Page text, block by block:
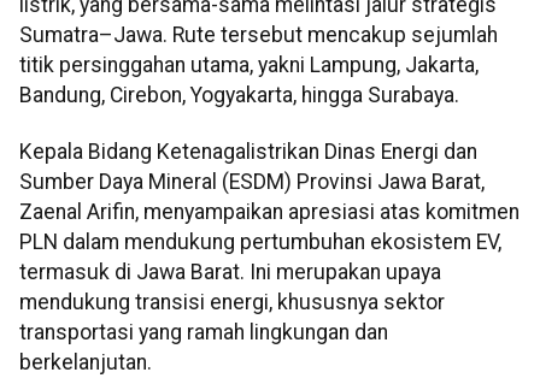
Sumatra–Jawa. Rute tersebut mencakup sejumlah
titik persinggahan utama, yakni Lampung, Jakarta,
Bandung, Cirebon, Yogyakarta, hingga Surabaya.
Kepala Bidang Ketenagalistrikan Dinas Energi dan
Sumber Daya Mineral (ESDM) Provinsi Jawa Barat,
Zaenal Arifin, menyampaikan apresiasi atas komitmen
PLN dalam mendukung pertumbuhan ekosistem EV,
termasuk di Jawa Barat. Ini merupakan upaya
mendukung transisi energi, khususnya sektor
transportasi yang ramah lingkungan dan
berkelanjutan.